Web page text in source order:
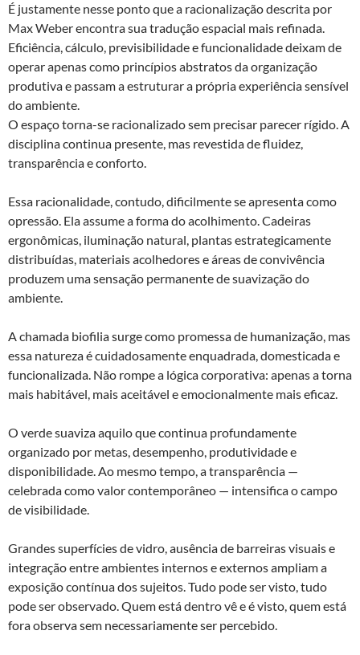
É justamente nesse ponto que a racionalização descrita por
Max Weber encontra sua tradução espacial mais refinada.
Eficiência, cálculo, previsibilidade e funcionalidade deixam de
operar apenas como princípios abstratos da organização
produtiva e passam a estruturar a própria experiência sensível
do ambiente.
O espaço torna-se racionalizado sem precisar parecer rígido. A
disciplina continua presente, mas revestida de fluidez,
transparência e conforto.
Essa racionalidade, contudo, dificilmente se apresenta como
opressão. Ela assume a forma do acolhimento. Cadeiras
ergonômicas, iluminação natural, plantas estrategicamente
distribuídas, materiais acolhedores e áreas de convivência
produzem uma sensação permanente de suavização do
ambiente.
A chamada biofilia surge como promessa de humanização, mas
essa natureza é cuidadosamente enquadrada, domesticada e
funcionalizada. Não rompe a lógica corporativa: apenas a torna
mais habitável, mais aceitável e emocionalmente mais eficaz.
O verde suaviza aquilo que continua profundamente
organizado por metas, desempenho, produtividade e
disponibilidade. Ao mesmo tempo, a transparência —
celebrada como valor contemporâneo — intensifica o campo
de visibilidade.
Grandes superfícies de vidro, ausência de barreiras visuais e
integração entre ambientes internos e externos ampliam a
exposição contínua dos sujeitos. Tudo pode ser visto, tudo
pode ser observado. Quem está dentro vê e é visto, quem está
fora observa sem necessariamente ser percebido.